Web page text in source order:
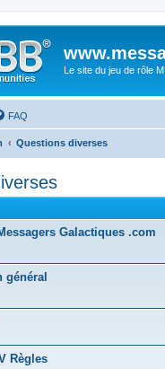
Le site du jeu de rôle
FAQ
Questions diverses
Galactiques .com
général
Règles